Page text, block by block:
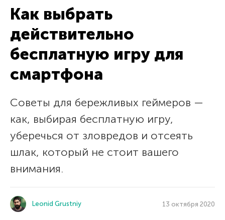
Как выбрать
действительно
бесплатную игру для
смартфона
Советы для бережливых геймеров —
как, выбирая бесплатную игру,
уберечься от зловредов и отсеять
шлак, который не стоит вашего
внимания.
Leonid Grustniy 13 октября 2020